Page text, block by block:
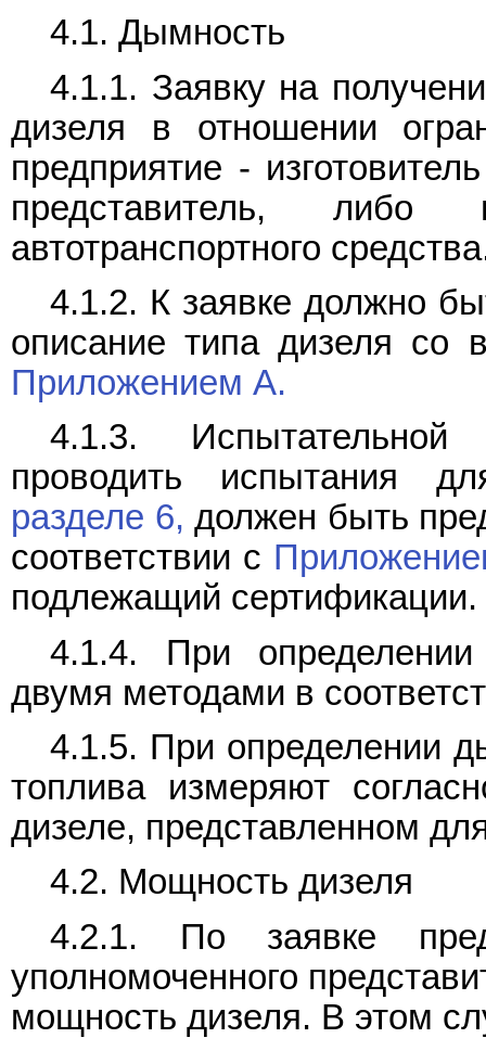
4.1. Дымность
4.1.1. Заявку на
дизеля в отношении
предприятие -
представитель, либо
автотранспортного
4.1.2. К заявке должно
описание типа дизеля со
Приложением А.
4.1.3. Испытательной
проводить испытания
разделе 6, должен быть
соответствии с
подлежащий сертификации.
4.1.4. При
двумя методами в
4.1.5. При определении
топлива измеряют
дизеле, представленном
4.2. Мощность дизеля
4.2.1. По заявке
уполномоченного
мощность дизеля. В этом